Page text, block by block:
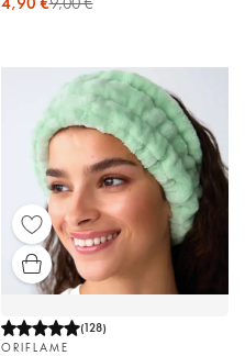
(128)
ORIFLAME